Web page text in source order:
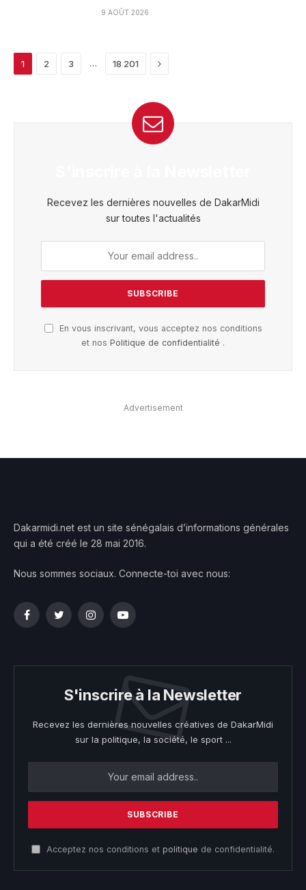
9 AOÛT 2026
1 2 3 … 18 201 Next
Recevez les dernières nouvelles de DakarMidi
sur toutes l'actualités
En vous inscrivant, vous acceptez nos conditions
et nos Politique de confidentialité .
Advertisement
Dakarmidi.net est un site sénégalais d’informations générales
qui a été créé le 28 mai 2016.
Nous sommes sociaux. Connecte-toi avec nous:
FacebookTwitterInstagramYouTube
S'inscrire à la Newsletter
Recevez les dernières nouvelles créatives de DakarMidi
sur la politique, la société, le sport ...
Acceptez nos conditions et politique de confidentialité.